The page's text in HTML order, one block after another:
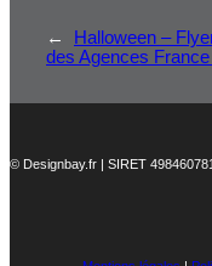
←
Halloween –
des Agences
© Designbay.fr | SIRET